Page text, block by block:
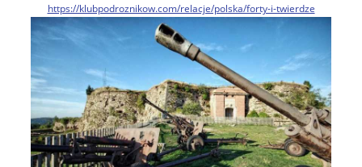
https://klubpodroznikow.com/relacje/polska/forty-i-twierdze